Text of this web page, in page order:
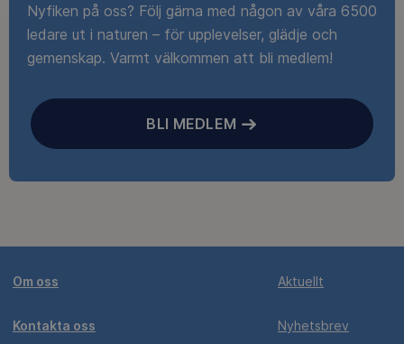
Nyfiken på oss? Följ gärna med någon av våra 6500
ledare ut i naturen – för upplevelser, glädje och
gemenskap. Varmt välkommen att bli medlem!
BLI MEDLEM
Om oss
Kontakta oss
Aktuellt
Nyhetsbrev